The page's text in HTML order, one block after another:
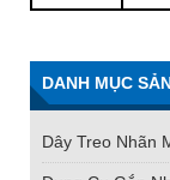
DANH MỤC
Dây Treo Nhãn